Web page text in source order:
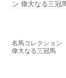
名馬コレクション
偉大なる三冠馬